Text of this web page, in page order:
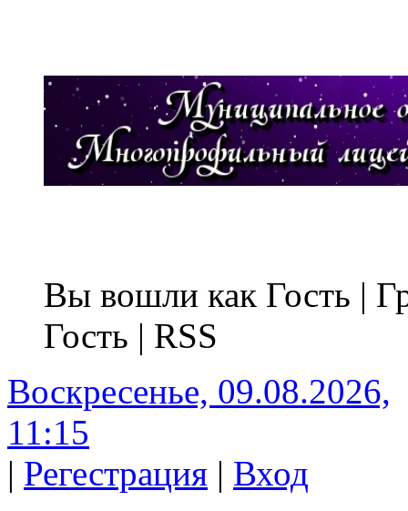
Вы вошли как Гость |
Гость | RSS
Воскресенье, 09.08.2026,
11:15
| Регестрация | Вход